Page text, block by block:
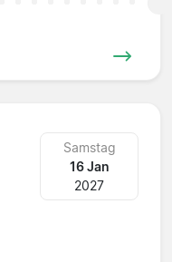
Samstag
16 Jan
2027